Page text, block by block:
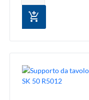
add_shopping_cart